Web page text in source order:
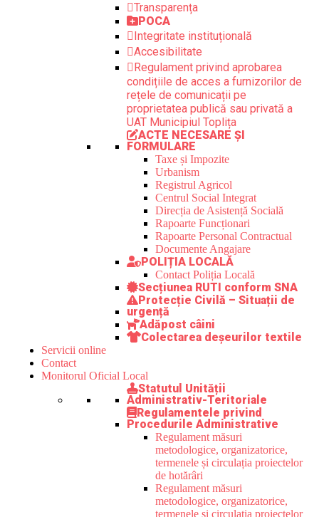
Transparența
POCA
Integritate instituțională
Accesibilitate
Regulament privind aprobarea
condițiile de acces a furnizorilor de
rețele de comunicații pe
proprietatea publică sau privată a
UAT Municipiul Toplița
ACTE NECESARE ȘI
FORMULARE
Taxe și Impozite
Urbanism
Registrul Agricol
Centrul Social Integrat
Direcția de Asistență Socială
Rapoarte Funcționari
Rapoarte Personal Contractual
Documente Angajare
POLIȚIA LOCALĂ
Contact Poliția Locală
Secțiunea RUTI conform SNA
Protecție Civilă – Situații de
urgență
Adăpost câini
Colectarea deșeurilor textile
Servicii online
Contact
Monitorul Oficial Local
Statutul Unității
Administrativ-Teritoriale
Regulamentele privind
Procedurile Administrative
Regulament măsuri
metodologice, organizatorice,
termenele și circulația proiectelor
de hotărâri
Regulament măsuri
metodologice, organizatorice,
termenele și circulația proiectelor